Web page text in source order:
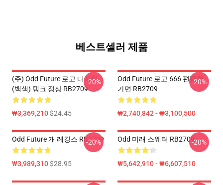
베스트셀러 제품
(주) Odd Future 로고 디자인
(백색) 탱크 정상 RB2709
₩3,369,210$24.45
-20%
Odd Future 로고 666 편평한
가면 RB2709
₩2,740,842 - ₩3,100,500
-20%
Odd Future 개 레깅스 RB2709
₩3,989,310$28.95
-20% Odd 미래 스웨터 RB2709
₩5,642,910 - ₩6,607,510
-20%